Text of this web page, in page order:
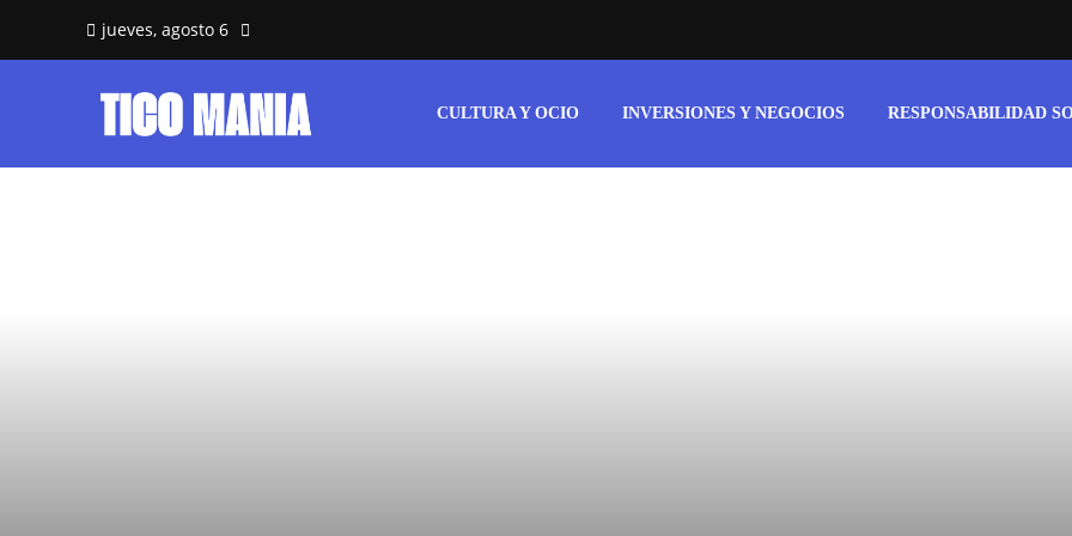
jueves, agosto 6
CULTURA Y OCIO INVERSIONES Y NEGOCIOS RESPONSABILIDAD